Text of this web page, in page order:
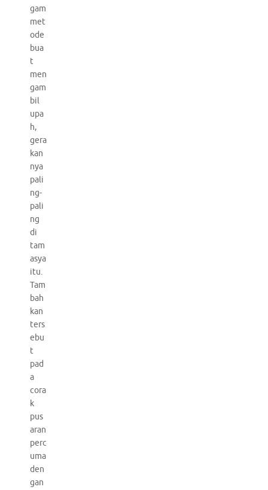
gam
met
ode
bua
t
men
gam
bil
upa
h,
gera
kan
nya
pali
ng-
pali
ng
di
tam
asya
itu.
Tam
bah
kan
ters
ebu
t
pad
a
cora
k
pus
aran
perc
uma
den
gan